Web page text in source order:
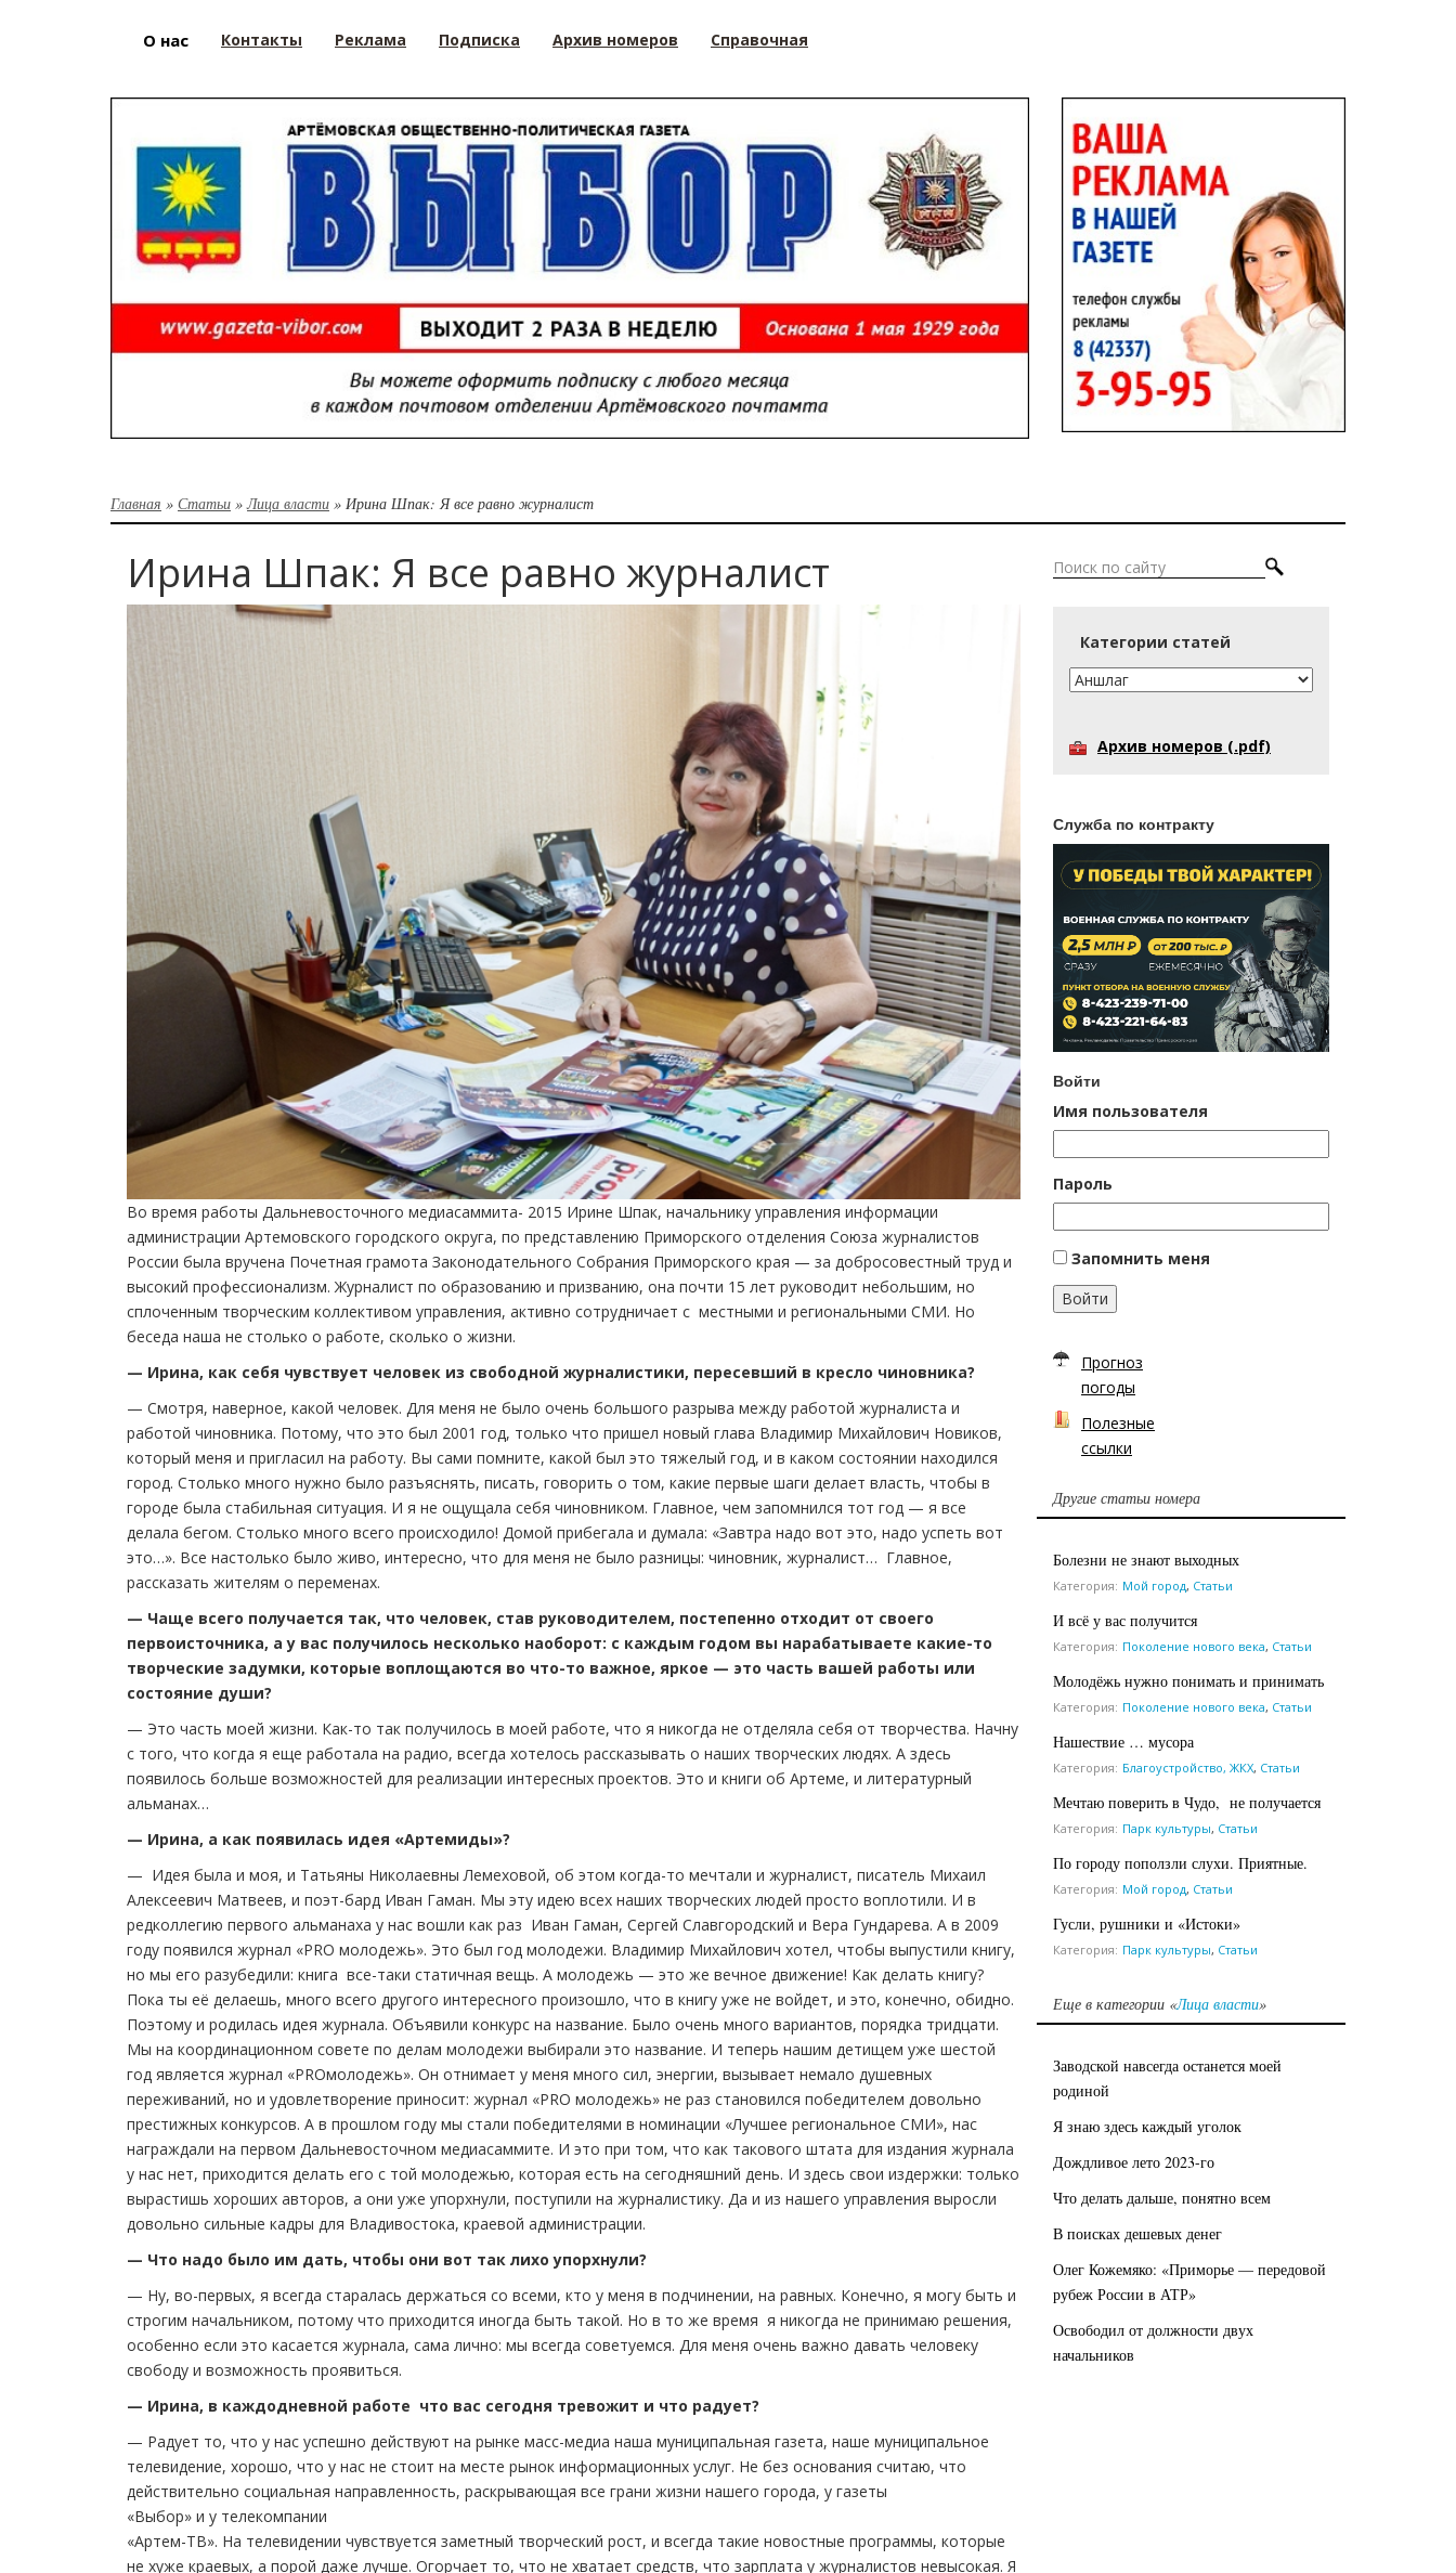
О нас Контакты Реклама Подписка Архив номеров Справочная
Главная » Статьи »Лица власти » Ирина Шпак: Я все равно журналист
Ирина Шпак: Я все равно журналист
Во время работы Дальневосточного медиасаммита- 2015 Ирине Шпак, начальнику управления информации
администрации Артемовского городского округа, по представлению Приморского отделения Союза журналистов
России была вручена Почетная грамота Законодательного Собрания Приморского края — за добросовестный труд и
высокий профессионализм. Журналист по образованию и призванию, она почти 15 лет руководит небольшим, но
сплоченным творческим коллективом управления, активно сотрудничает с местными и региональными СМИ. Но
беседа наша не столько о работе, сколько о жизни.
— Ирина, как себя чувствует человек из свободной журналистики, пересевший в кресло чиновника?
— Смотря, наверное, какой человек. Для меня не было очень большого разрыва между работой журналиста и
работой чиновника. Потому, что это был 2001 год, только что пришел новый глава Владимир Михайлович Новиков,
который меня и пригласил на работу. Вы сами помните, какой был это тяжелый год, и в каком состоянии находился
город. Столько много нужно было разъяснять, писать, говорить о том, какие первые шаги делает власть, чтобы в
городе была стабильная ситуация. И я не ощущала себя чиновником. Главное, чем запомнился тот год — я все
делала бегом. Столько много всего происходило! Домой прибегала и думала: «Завтра надо вот это, надо успеть вот
это…». Все настолько было живо, интересно, что для меня не было разницы: чиновник, журналист… Главное,
рассказать жителям о переменах.
— Чаще всего получается так, что человек, став руководителем, постепенно отходит от своего
первоисточника, а у вас получилось несколько наоборот: с каждым годом вы нарабатываете какие-то
творческие задумки, которые воплощаются во что-то важное, яркое — это часть вашей работы или
состояние души?
— Это часть моей жизни. Как-то так получилось в моей работе, что я никогда не отделяла себя от творчества. Начну
с того, что когда я еще работала на радио, всегда хотелось рассказывать о наших творческих людях. А здесь
появилось больше возможностей для реализации интересных проектов. Это и книги об Артеме, и литературный
альманах…
— Ирина, а как появилась идея «Артемиды»?
— Идея была и моя, и Татьяны Николаевны Лемеховой, об этом когда-то мечтали и журналист, писатель Михаил
Алексеевич Матвеев, и поэт-бард Иван Гаман. Мы эту идею всех наших творческих людей просто воплотили. И в
редколлегию первого альманаха у нас вошли как раз Иван Гаман, Сергей Славгородский и Вера Гундарева. А в 2009
году появился журнал «PRO молодежь». Это был год молодежи. Владимир Михайлович хотел, чтобы выпустили книгу,
но мы его разубедили: книга все-таки статичная вещь. А молодежь — это же вечное движение! Как делать книгу?
Пока ты её делаешь, много всего другого интересного произошло, что в книгу уже не войдет, и это, конечно, обидно.
Поэтому и родилась идея журнала. Объявили конкурс на название. Было очень много вариантов, порядка тридцати.
Мы на координационном совете по делам молодежи выбирали это название. И теперь нашим детищем уже шестой
год является журнал «PROмолодежь». Он отнимает у меня много сил, энергии, вызывает немало душевных
переживаний, но и удовлетворение приносит: журнал «PRO молодежь» не раз становился победителем довольно
престижных конкурсов. А в прошлом году мы стали победителями в номинации «Лучшее региональное СМИ», нас
награждали на первом Дальневосточном медиасаммите. И это при том, что как такового штата для издания журнала
у нас нет, приходится делать его с той молодежью, которая есть на сегодняшний день. И здесь свои издержки: только
вырастишь хороших авторов, а они уже упорхнули, поступили на журналистику. Да и из нашего управления выросли
довольно сильные кадры для Владивостока, краевой администрации.
— Что надо было им дать, чтобы они вот так лихо упорхнули?
— Ну, во-первых, я всегда старалась держаться со всеми, кто у меня в подчинении, на равных. Конечно, я могу быть и
строгим начальником, потому что приходится иногда быть такой. Но в то же время я никогда не принимаю решения,
особенно если это касается журнала, сама лично: мы всегда советуемся. Для меня очень важно давать человеку
свободу и возможность проявиться.
— Ирина, в каждодневной работе что вас сегодня тревожит и что радует?
— Радует то, что у нас успешно действуют на рынке масс-медиа наша муниципальная газета, наше муниципальное
телевидение, хорошо, что у нас не стоит на месте рынок информационных услуг. Не без основания считаю, что
действительно социальная направленность, раскрывающая все грани жизни нашего города, у газеты
«Выбор» и у телекомпании
«Артем-ТВ». На телевидении чувствуется заметный творческий рост, и всегда такие новостные программы, которые
не хуже краевых, а порой даже лучше. Огорчает то, что не хватает средств, что зарплата у журналистов невысокая. Я
Категории статей
Архив номеров (.pdf)
Служба по контракту
Войти
Имя пользователя
Пароль
Запомнить меня
Войти
Прогноз
погоды
Полезные
ссылки
Другие статьи номера
Болезни не знают выходных
Категория: Мой город, Статьи
И всё у вас получится
Категория: Поколение нового века, Статьи
Молодёжь нужно понимать и принимать
Категория: Поколение нового века, Статьи
Нашествие … мусора
Категория: Благоустройство, ЖКХ, Статьи
Мечтаю поверить в Чудо, не получается
Категория: Парк культуры, Статьи
По городу поползли слухи. Приятные.
Категория: Мой город, Статьи
Гусли, рушники и «Истоки»
Категория: Парк культуры, Статьи
Еще в категории «Лица власти»
Заводской навсегда останется моей
родиной
Я знаю здесь каждый уголок
Дождливое лето 2023-го
Что делать дальше, понятно всем
В поисках дешевых денег
Олег Кожемяко: «Приморье — передовой
рубеж России в АТР»
Освободил от должности двух
начальников